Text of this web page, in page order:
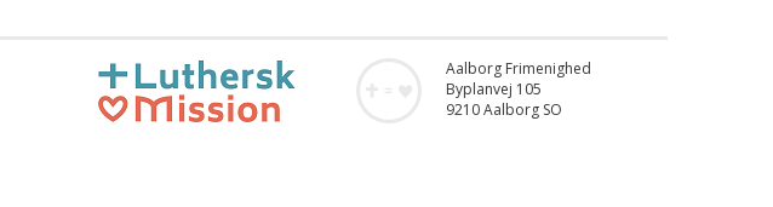
Aalborg Frimenighed
Byplanvej 105
9210 Aalborg SO